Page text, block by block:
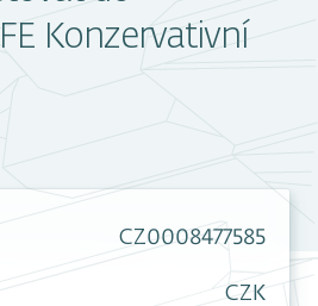
Konzervativní
CZ0008477585
CZK